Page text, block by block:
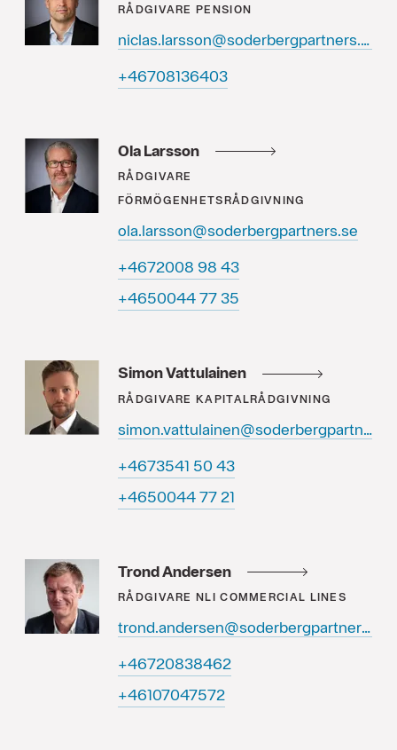
RÅDGIVARE PENSION
niclas.larsson@soderbergpartners.se
30463180764+
Ola Larsson
RÅDGIVARE
FÖRMÖGENHETSRÅDGIVNING
ola.larsson@soderbergpartners.se
34 89 8002764+
53 77 4400564+
Simon Vattulainen
RÅDGIVARE KAPITALRÅDGIVNING
simon.vattulainen@soderbergpartners.se
34 05 1453764+
12 77 4400564+
Trond Andersen
RÅDGIVARE NLI COMMERCIAL LINES
trond.andersen@soderbergpartners.se
26483802764+
27574070164+